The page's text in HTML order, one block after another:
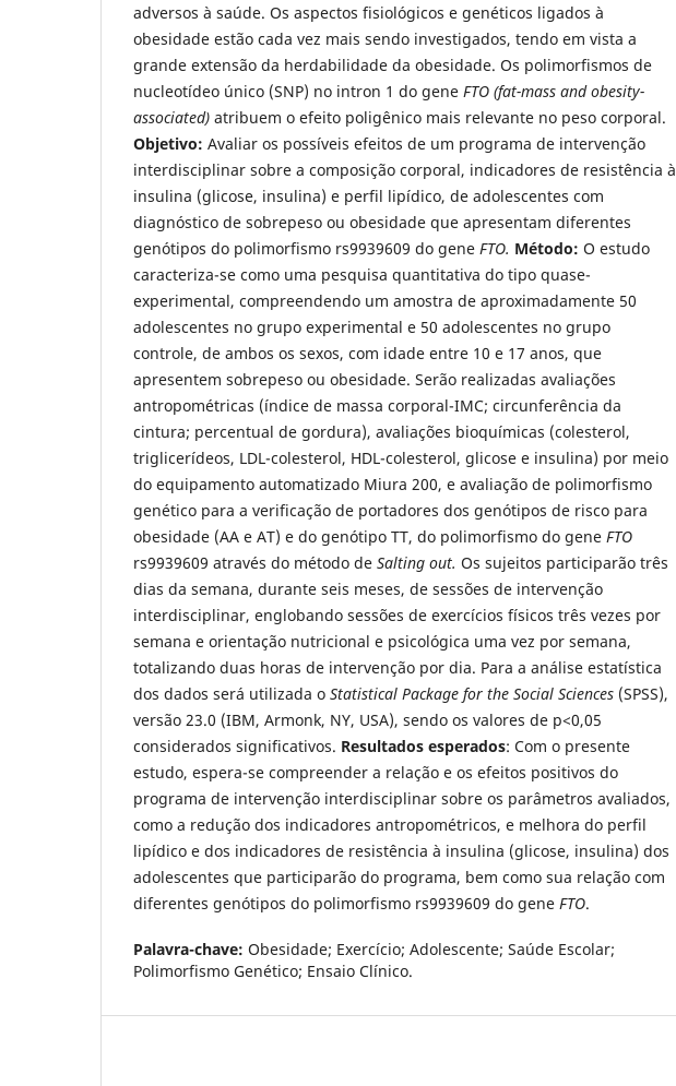
adversos à saúde. Os aspectos fisiológicos e genéticos ligados à
obesidade estão cada vez mais sendo investigados, tendo em vista a
grande extensão da herdabilidade da obesidade. Os polimorfismos de
nucleotídeo único (SNP) no intron 1 do gene FTO (fat-mass and obesity-
associated) atribuem o efeito poligênico mais relevante no peso corporal.
Objetivo: Avaliar os possíveis efeitos de um programa de intervenção
interdisciplinar sobre a composição corporal, indicadores de resistência à
insulina (glicose, insulina) e perfil lipídico, de adolescentes com
diagnóstico de sobrepeso ou obesidade que apresentam diferentes
genótipos do polimorfismo rs9939609 do gene FTO. Método: O estudo
caracteriza-se como uma pesquisa quantitativa do tipo quase-
experimental, compreendendo um amostra de aproximadamente 50
adolescentes no grupo experimental e 50 adolescentes no grupo
controle, de ambos os sexos, com idade entre 10 e 17 anos, que
apresentem sobrepeso ou obesidade. Serão realizadas avaliações
antropométricas (índice de massa corporal-IMC; circunferência da
cintura; percentual de gordura), avaliações bioquímicas (colesterol,
triglicerídeos, LDL-colesterol, HDL-colesterol, glicose e insulina) por meio
do equipamento automatizado Miura 200, e avaliação de polimorfismo
genético para a verificação de portadores dos genótipos de risco para
obesidade (AA e AT) e do genótipo TT, do polimorfismo do gene FTO
rs9939609 através do método de Salting out. Os sujeitos participarão três
dias da semana, durante seis meses, de sessões de intervenção
interdisciplinar, englobando sessões de exercícios físicos três vezes por
semana e orientação nutricional e psicológica uma vez por semana,
totalizando duas horas de intervenção por dia. Para a análise estatística
dos dados será utilizada o Statistical Package for the Social Sciences (SPSS),
versão 23.0 (IBM, Armonk, NY, USA), sendo os valores de p<0,05
considerados significativos. Resultados esperados: Com o presente
estudo, espera-se compreender a relação e os efeitos positivos do
programa de intervenção interdisciplinar sobre os parâmetros avaliados,
como a redução dos indicadores antropométricos, e melhora do perfil
lipídico e dos indicadores de resistência à insulina (glicose, insulina) dos
adolescentes que participarão do programa, bem como sua relação com
diferentes genótipos do polimorfismo rs9939609 do gene FTO.
Palavra-chave: Obesidade; Exercício; Adolescente; Saúde Escolar;
Polimorfismo Genético; Ensaio Clínico.